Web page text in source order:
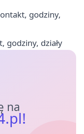
godziny,
godziny, działy
na